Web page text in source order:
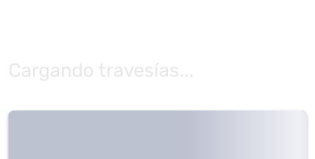
Cargando travesías...